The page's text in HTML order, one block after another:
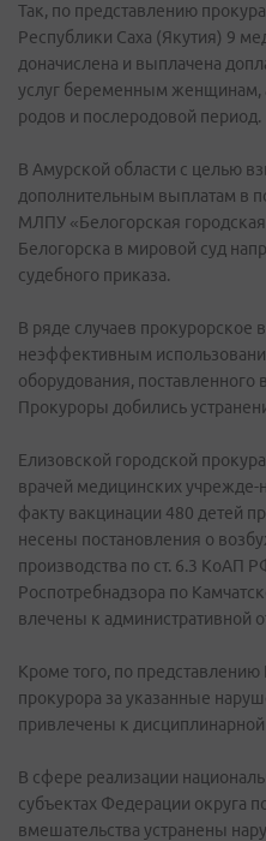
Так, по представлению
Республики Саха (Якутия) 9
доначислена и выплачена
услуг беременным
родов и послеродовой период.
В Амурской области с целью
дополнительным выплатам в
МЛПУ «Белогорская
Белогорска в мировой суд
судебного приказа.
В ряде случаев
неэффективным
оборудования,
Прокуроры добились
Елизовской городской
врачей медицинских
факту вакцинации 480 детей
несены постановления о
производства по ст. 6.3 КоАП
Роспотребнадзора по
влечены к административной
Кроме того, по представлению
прокурора за указанные
привлечены к дисциплинарной
В сфере реализации
субъектах Федерации округа
вмешательства устранены